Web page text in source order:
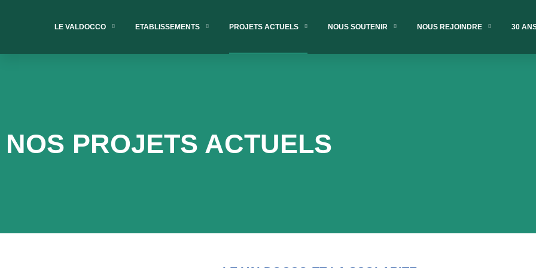
LE VALDOCCO ETABLISSEMENTS PROJETS ACTUELS NOUS SOUTENIR NOUS REJOINDRE 30
NOS PROJETS ACTUELS